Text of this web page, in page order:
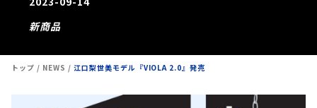
新商品
トップ NEWS 江口梨世美モデル『VIOLA 2.0』発売